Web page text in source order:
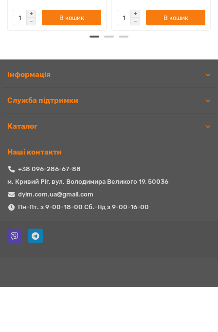
В кошик В кошик
Iнформація
Служба підтримки
Каталог
Наші контакти
+38 096-286-67-88
м. Кривий Ріг, вул. Володимира Великого 19, 50036
dyim.com.ua@gmail.com
Пн-Пт. з 9-00-18-00 Сб.-Нд з 9-00-16-00